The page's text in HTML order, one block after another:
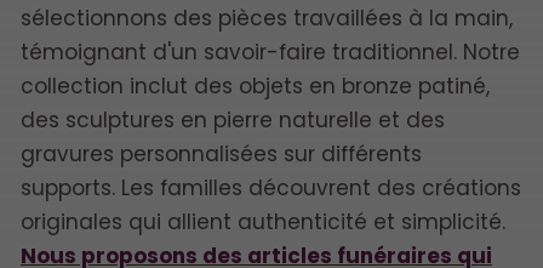
sélectionnons des pièces travaillées à la main,
témoignant d'un savoir-faire traditionnel. Notre
collection inclut des objets en bronze patiné,
des sculptures en pierre naturelle et des
gravures personnalisées sur différents
supports. Les familles découvrent des créations
originales qui allient authenticité et simplicité.
Nous proposons des articles funéraires qui